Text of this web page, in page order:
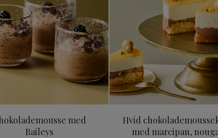
med
Baileys
Hvid
med marcipan,